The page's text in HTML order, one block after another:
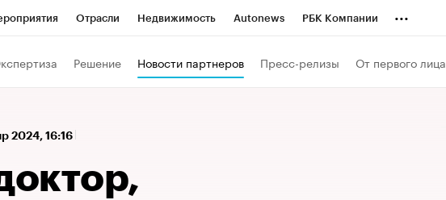
Отрасли Недвижимость Autonews РБК Компании ...
Решение Новости партнеров Пресс-релизы От первого лица
2024, 16:16